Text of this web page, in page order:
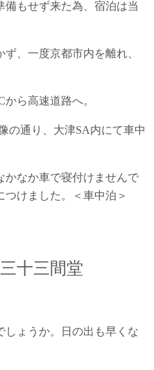
備もせず来た為、宿泊は当
、一度京都市内を離れ、
ら高速道路へ。
の通り、大津SA内にて車中
かなか車で寝付けませんで
つけました。＜車中泊＞
十三間堂
しょうか。日の出も早くな